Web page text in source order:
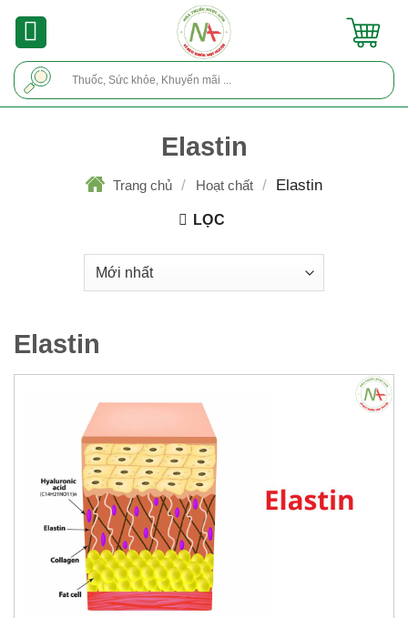
Elastin
Trang chủ / Hoạt chất / Elastin
LỌC
Elastin